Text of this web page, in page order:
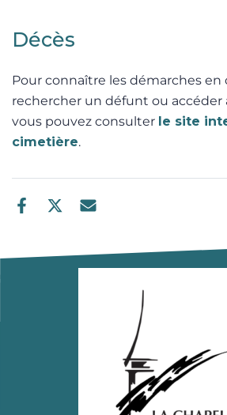
Décès
Pour connaître les démarches en
rechercher un défunt ou accéder
vous pouvez consulter le site
cimetière.